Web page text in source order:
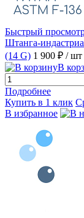
Быстрый
Штанга-
(14 G) 1 900 ₽ / шт
В
Подробнее
Купить в 1 клик
В избранное